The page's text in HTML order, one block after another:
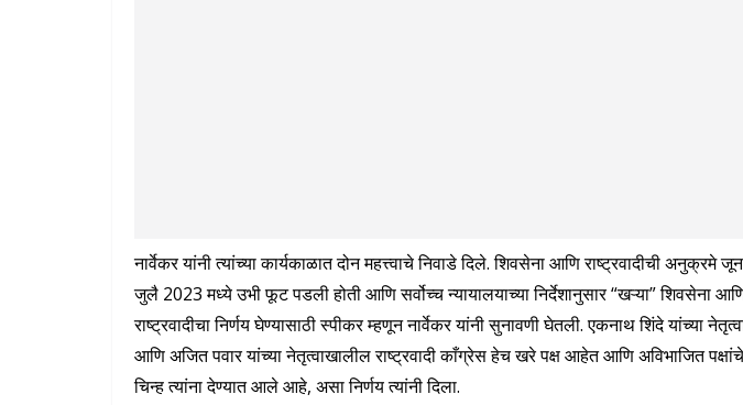
नार्वेकर यांनी त्यांच्या कार्यकाळात दोन महत्त्वाचे निवाडे दिले. शिवसेना आणि राष्ट्रवादीची अनुक्रमे
जुलै 2023 मध्ये उभी फूट पडली होती आणि सर्वोच्च न्यायालयाच्या निर्देशानुसार “खऱ्या” शिवसेना
राष्ट्रवादीचा निर्णय घेण्यासाठी स्पीकर म्हणून नार्वेकर यांनी सुनावणी घेतली. एकनाथ शिंदे यांच्या
आणि अजित पवार यांच्या नेतृत्वाखालील राष्ट्रवादी काँग्रेस हेच खरे पक्ष आहेत आणि अविभाजित
चिन्ह त्यांना देण्यात आले आहे, असा निर्णय त्यांनी दिला.